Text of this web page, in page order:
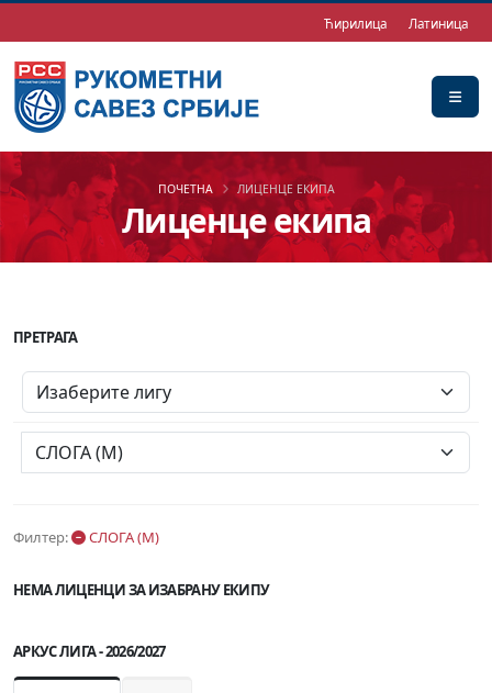
Ћирилица Латиница
Лиценце екипа
ПОЧЕТНА ЛИЦЕНЦЕ ЕКИПА
Филтер: СЛОГА (М)
НЕМА ЛИЦЕНЦИ ЗА ИЗАБРАНУ ЕКИПУ
ПРЕТРАГА
АРКУС ЛИГА - 2026/2027